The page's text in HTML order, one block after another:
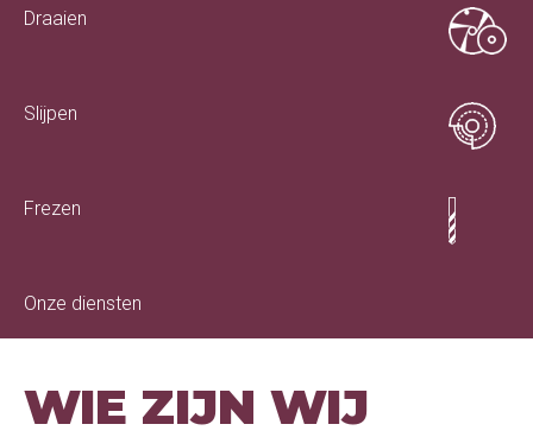
Draaien
Slijpen
Frezen
Onze diensten
WIE ZIJN WIJ